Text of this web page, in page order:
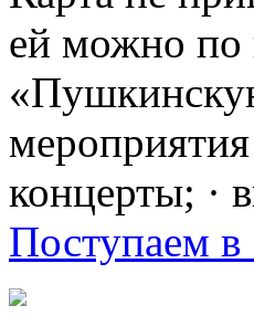
ей можно по
концерты; ·
Поступаем в